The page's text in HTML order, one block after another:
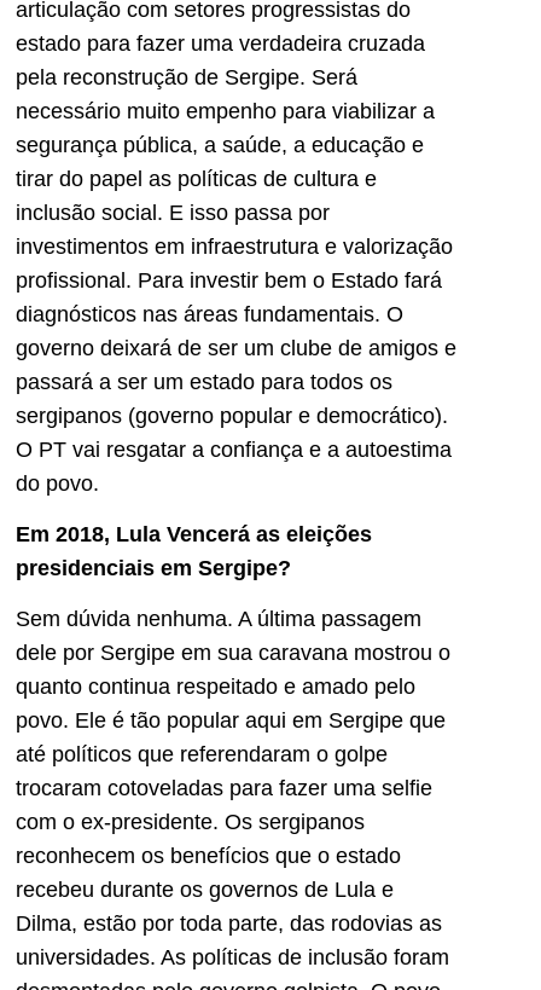
articulação com setores progressistas do
estado para fazer uma verdadeira cruzada
pela reconstrução de Sergipe. Será
necessário muito empenho para viabilizar a
segurança pública, a saúde, a educação e
tirar do papel as políticas de cultura e
inclusão social. E isso passa por
investimentos em infraestrutura e valorização
profissional. Para investir bem o Estado fará
diagnósticos nas áreas fundamentais. O
governo deixará de ser um clube de amigos e
passará a ser um estado para todos os
sergipanos (governo popular e democrático).
O PT vai resgatar a confiança e a autoestima
do povo.
Em 2018, Lula Vencerá as eleições
presidenciais em Sergipe?
Sem dúvida nenhuma. A última passagem
dele por Sergipe em sua caravana mostrou o
quanto continua respeitado e amado pelo
povo. Ele é tão popular aqui em Sergipe que
até políticos que referendaram o golpe
trocaram cotoveladas para fazer uma selfie
com o ex-presidente. Os sergipanos
reconhecem os benefícios que o estado
recebeu durante os governos de Lula e
Dilma, estão por toda parte, das rodovias as
universidades. As políticas de inclusão foram